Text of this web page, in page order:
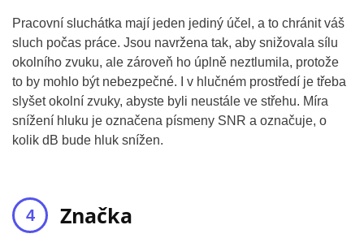
Pracovní sluchátka mají jeden jediný účel, a to chránit váš
sluch počas práce. Jsou navržena tak, aby snižovala sílu
okolního zvuku, ale zároveň ho úplně neztlumila, protože
to by mohlo být nebezpečné. I v hlučném prostředí je třeba
slyšet okolní zvuky, abyste byli neustále ve střehu. Míra
snížení hluku je označena písmeny SNR a označuje, o
kolik dB bude hluk snížen.
Značka